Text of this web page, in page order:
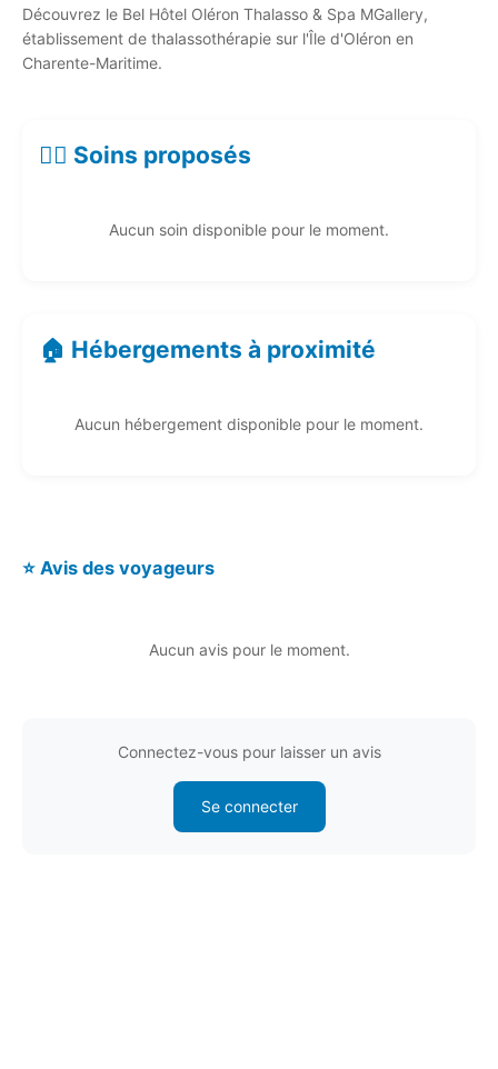
Découvrez le Bel Hôtel Oléron Thalasso & Spa MGallery,
établissement de thalassothérapie sur l'Île d'Oléron en
Charente-Maritime.
💆‍♀️ Soins proposés
Aucun soin disponible pour le moment.
🏠 Hébergements à proximité
Aucun hébergement disponible pour le moment.
⭐ Avis des voyageurs
Aucun avis pour le moment.
Connectez-vous pour laisser un avis
Se connecter